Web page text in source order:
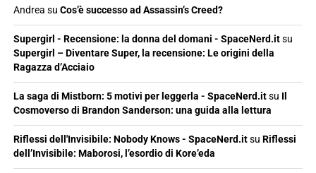
Andrea su Cos’è successo ad Assassin’s Creed?
Supergirl - Recensione: la donna del domani - SpaceNerd.itsu
Supergirl – Diventare Super, la recensione: Le origini della
Ragazza d’Acciaio
La saga di Mistborn: 5 motivi per leggerla - SpaceNerd.itsu Il
Cosmoverso di Brandon Sanderson: una guida alla lettura
Riflessi dell'Invisibile: Nobody Knows - SpaceNerd.itsu Riflessi
dell’Invisibile: Maborosi, l’esordio di Kore’eda